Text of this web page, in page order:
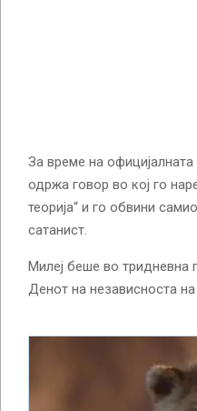
За време на
одржа говор во кој го
теорија“ и го обвини
сатанист.
Милеј беше во тридневна
Денот на независноста на